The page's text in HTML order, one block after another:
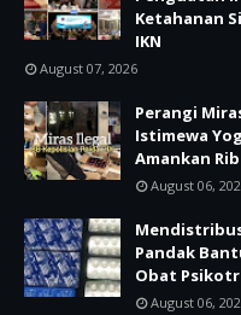
Ketahanan
IKN
August 07, 2026
Perangi
Istimewa
Amankan
August 06,
Pandak
Obat
August 06,